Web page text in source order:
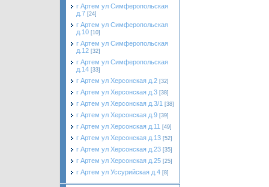
г Артем ул Симферопольская
д.7 [24]
г Артем ул Симферопольская
д.10 [10]
г Артем ул Симферопольская
д.12 [32]
г Артем ул Симферопольская
д.14 [33]
г Артем ул Херсонская д.2 [32]
г Артем ул Херсонская д.3 [38]
г Артем ул Херсонская д.3/1 [38]
г Артем ул Херсонская д.9 [39]
г Артем ул Херсонская д.11 [49]
г Артем ул Херсонская д.13 [52]
г Артем ул Херсонская д.23 [35]
г Артем ул Херсонская д.25 [25]
г Артем ул Уссурийская д.4 [8]